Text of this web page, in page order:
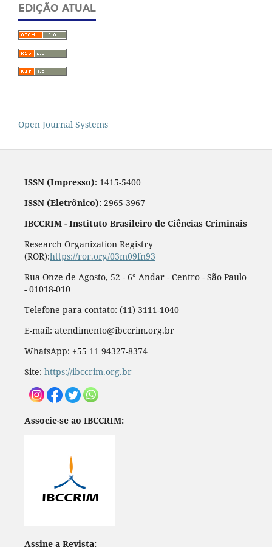
EDIÇÃO ATUAL
Open Journal Systems
ISSN (Impresso): 1415-5400
ISSN (Eletrônico): 2965-3967
IBCCRIM - Instituto Brasileiro de Ciências Criminais
Research Organization Registry
(ROR):https://ror.org/03m09fn93
Rua Onze de Agosto, 52 - 6° Andar - Centro - São Paulo
- 01018-010
Telefone para contato: (11) 3111-1040
E-mail: atendimento@ibccrim.org.br
WhatsApp: +55 11 94327-8374
Site: https://ibccrim.org.br
Associe-se ao IBCCRIM:
Assine a Revista: